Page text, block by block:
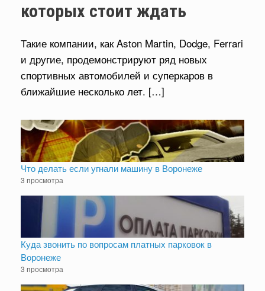
которых стоит ждать
Такие компании, как Aston Martin, Dodge, Ferrari
и другие, продемонстрируют ряд новых
спортивных автомобилей и суперкаров в
ближайшие несколько лет. […]
Что делать если угнали машину в Воронеже
3 просмотра
Куда звонить по вопросам платных парковок в
Воронеже
3 просмотра